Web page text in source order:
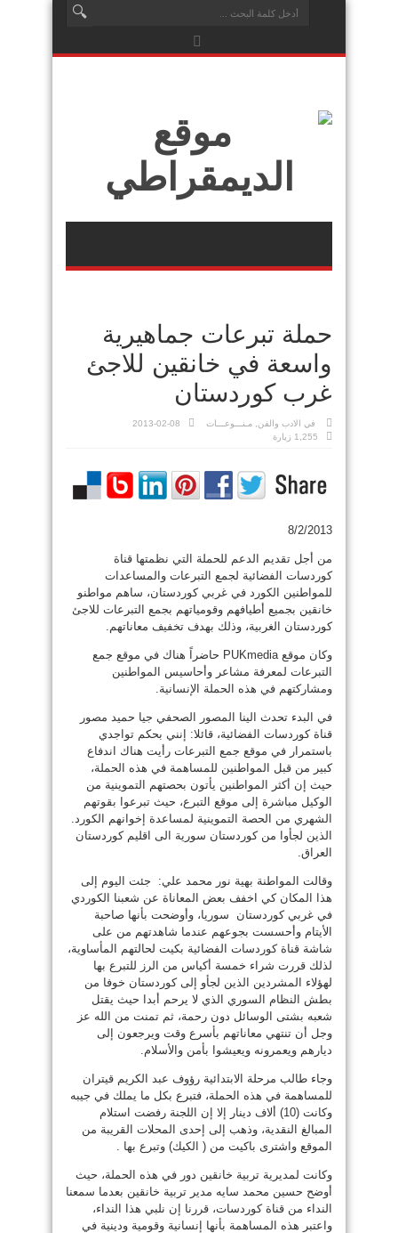
حملة تبرعات جماهيرية
واسعة في خانقين للاجئ
غرب كوردستان
في الادب والفن مـنـــوعـــات
2013-02-08
1,255 زيارة
8/2/2013
من أجل تقديم الدعم للحملة التي نظمتها قناة
كوردسات الفضائية لجمع التبرعات والمساعدات
للمواطنين الكورد في غربي كوردستان، ساهم مواطنو
خانقين بجميع أطيافهم وقومياتهم بجمع التبرعات للاجئ
كوردستان الغربية، وذلك بهدف تخفيف معاناتهم.
وكان موقع PUKmedia حاضراً هناك في موقع جمع
التبرعات لمعرفة مشاعر وأحاسيس المواطنين
ومشاركتهم في هذه الحملة الإنسانية.
في البدء تحدث الينا المصور الصحفي جيا حميد مصور
قناة كوردسات الفضائية، قائلا: إنني بحكم تواجدي
باستمرار في موقع جمع التبرعات رأيت هناك اندفاع
كبير من قبل المواطنين للمساهمة في هذه الحملة،
حيث إن أكثر المواطنين يأتون بحصتهم التموينية من
الوكيل مباشرة إلى موقع التبرع، حيث تبرعوا بقوتهم
الشهري من الحصة التموينية لمساعدة إخوانهم الكورد.
الذين لجأوا من كوردستان سورية الى اقليم كوردستان
العراق.
وقالت المواطنة بهية نور محمد علي: جئت اليوم إلى
هذا المكان كي اخفف بعض المعاناة عن شعبنا الكوردي
في غربي كوردستان سوريا، وأوضحت بأنها صاحبة
الأيتام وأحسست بجوعهم عندما شاهدتهم من على
شاشة قناة كوردسات الفضائية بكيت لحالتهم المأساوية،
لذلك قررت شراء خمسة أكياس من الرز للتبرع بها
لهؤلاء المشردين الذين لجأو إلى كوردستان خوفا من
بطش النظام السوري الذي لا يرحم أبدا حيث يقتل
شعبه بشتى الوسائل دون رحمة، ثم تمنت من الله عز
وجل أن تنتهي معاناتهم بأسرع وقت ويرجعون إلى
ديارهم ويعمرونه ويعيشوا بأمن والأسلام.
وجاء طالب مرحلة الابتدائية رؤوف عبد الكريم قيتران
للمساهمة في هذه الحملة، فتبرع بكل ما يملك في جيبه
وكانت (10) ألاف دينار إلا إن اللجنة رفضت استلام
المبالغ النقدية، وذهب إلى إحدى المحلات القريبة من
الموقع واشترى باكيت من ( الكيك) وتبرع بها .
وكانت لمديرية تربية خانقين دور في هذه الحملة، حيث
أوضح حسين محمد سايه مدير تربية خانقين بعدما سمعنا
النداء من قناة كوردسات، قررنا إن نلبي هذا النداء،
واعتبر هذه المساهمة بأنها إنسانية وقومية ودينية في